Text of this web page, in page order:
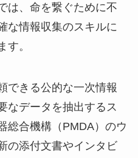
は、命を繋ぐために不
な情報収集のスキルに
す。
できる公的な一次情報
なデータを抽出するス
総合機構（PMDA）のウ
の添付文書やインタビ